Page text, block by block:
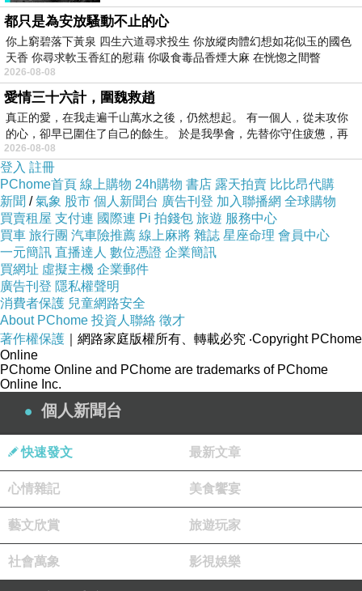
都只是為安放騷動不止的心
你上窮碧落下黃泉 四生六道尋求投生 你放縱肉體幻想如花似玉的國色
天香 你尋求軟玉香紅的慰藉 你吸食毒品香煙大麻 在恍惚之間瞥
2026-08-08
愛情三十六計，圍魏救趙
真正的愛，在我走遍千山萬水之後，仍然想起。 有一個人，從未攻你
的心，卻早已圍住了自己的餘生。 於是我學會，先替你守住疲憊，再
2026-08-08
登入 註冊
PChome首頁 線上購物 24h購物 書店 露天拍賣 比比昂代購
新聞 /氣象 股市 個人新聞台 廣告刊登 加入聯播網 全球購物
買賣租屋 支付連 國際連 Pi 拍錢包 旅遊 服務中心
買車 旅行團 汽車險推薦 線上麻將 雜誌 星座命理 會員中心
一元簡訊 直播達人 數位憑證 企業簡訊
買網址 虛擬主機 企業郵件
廣告刊登 隱私權聲明
消費者保護 兒童網路安全
About PChome 投資人聯絡 徵才
著作權保護 ｜網路家庭版權所有、轉載必究 ‧Copyright PChome
Online
PChome Online and PChome are trademarks of PChome
Online Inc.
個人新聞台
快速發文 最新文章
心情雜記 美食饗宴
藝文欣賞 旅遊玩家
社會萬象 影視娛樂